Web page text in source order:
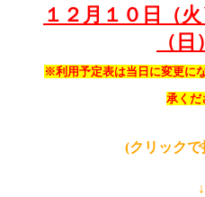
１２月１０ 日（
（
※利用予定表は当日に変更に
承くだ
(クリック
↓